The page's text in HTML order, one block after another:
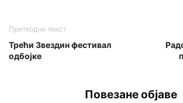
Претходни текст
Трећи Звездин фестивал
одбојке
Повезане објаве